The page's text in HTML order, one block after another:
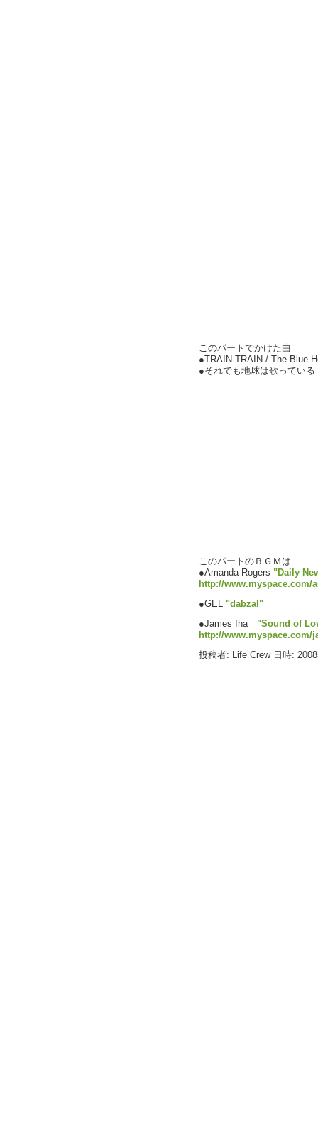
このパートでかけた曲
●TRAIN-TRAIN / The Blue
●それでも地球は歌ってい
このパートのＢＧＭは
●Amanda Rogers "Daily
http://www.myspace.com/
●GEL "dabzal"
●James Iha "Sound of
http://www.myspace.com/
投稿者: Life Crew 日時: